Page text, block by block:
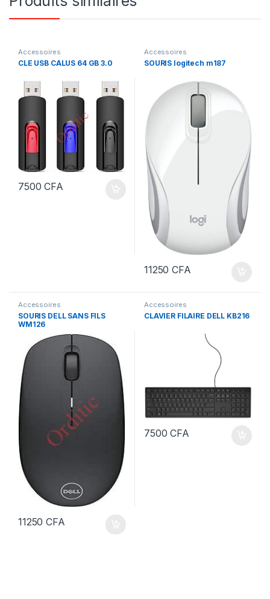
Accessoires
CLE USB CALUS 64 GB 3.0
7500CFA
Accessoires
SOURIS logitech m187
11250CFA
Accessoires
SOURIS DELL SANS FILS
WM126
11250CFA
Accessoires
CLAVIER FILAIRE DELL KB216
7500CFA